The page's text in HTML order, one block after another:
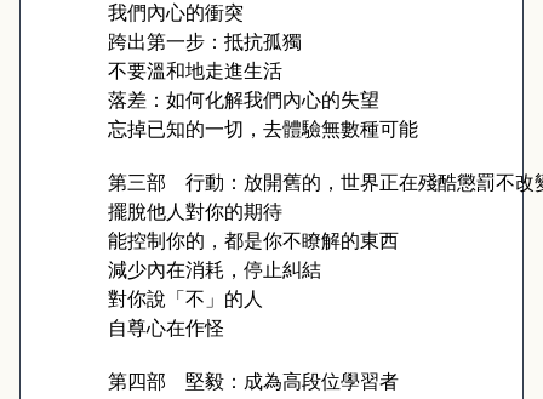
我們內心的衝突
跨出第一步：抵抗孤獨
不要溫和地走進生活
落差：如何化解我們內心的失望
忘掉已知的一切，去體驗無數種可能
第三部
行動：放開舊的，世界正在殘酷懲罰不改
擺脫他人對你的期待
能控制你的，都是你不瞭解的東西
減少內在消耗，停止糾結
對你說「不」的人
自尊心在作怪
第四部
堅毅：成為高段位學習者